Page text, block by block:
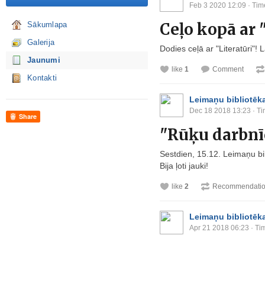
Sākumlapa
Galerija
Jaunumi
Kontakti
Share
Feb 3 2020 12:09 ·
Ceļo kopā
Dodies ceļā ar "Literatūri"!
like 1 Comment
Leimaņu
Dec 18 2018 13:23 ·
"Rūķu
Sestdien, 15.12. Leimaņu
Bija ļoti jauki!
like 2
Leimaņu
Apr 21 2018 06:23 ·